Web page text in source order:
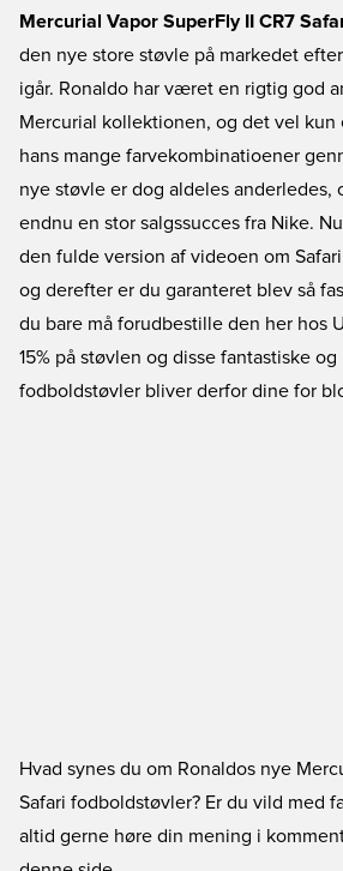
Mercurial Vapor SuperFly II CR7
den nye store støvle på markedet
igår. Ronaldo har været en rigtig god
Mercurial kollektionen, og det vel kun
hans mange farvekombinatioener
nye støvle er dog aldeles anderledes,
endnu en stor salgssucces fra Nike.
den fulde version af videoen om
og derefter er du garanteret blev så
du bare må forudbestille den her hos
15% på støvlen og disse fantastiske
fodboldstøvler bliver derfor dine for
Hvad synes du om Ronaldos nye
Safari fodboldstøvler? Er du vild med
altid gerne høre din mening i